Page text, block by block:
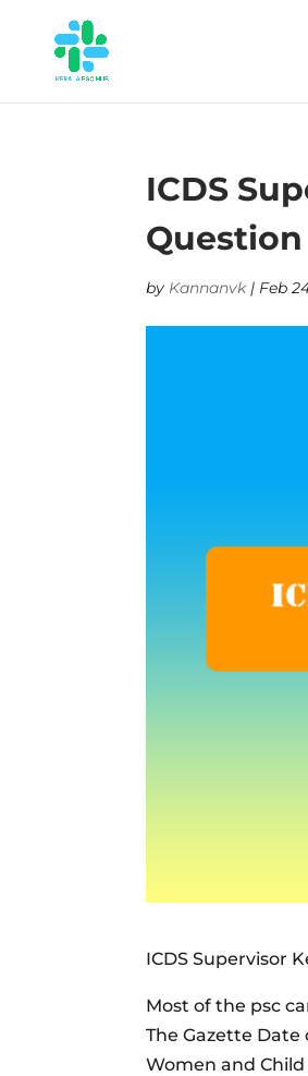
ICDS
Question
by Kannanvk| Feb
ICDS Supervisor
Most of the psc
The Gazette Date
Women and